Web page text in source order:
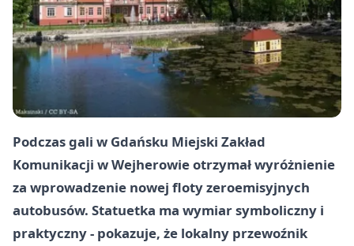
Podczas gali w Gdańsku Miejski Zakład
Komunikacji w Wejherowie otrzymał wyróżnienie
za wprowadzenie nowej floty zeroemisyjnych
autobusów. Statuetka ma wymiar symboliczny i
praktyczny - pokazuje, że lokalny przewoźnik